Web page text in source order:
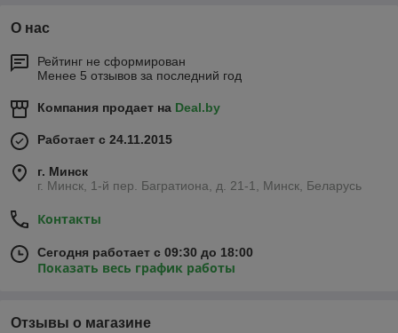
О нас
Рейтинг не сформирован
Менее 5 отзывов за последний год
Компания продает на Deal.by
Работает с 24.11.2015
г. Минск
г. Минск, 1-й пер. Багратиона, д. 21-1, Минск, Беларусь
Контакты
Сегодня работает с 09:30 до 18:00
Показать весь график работы
Отзывы о магазине